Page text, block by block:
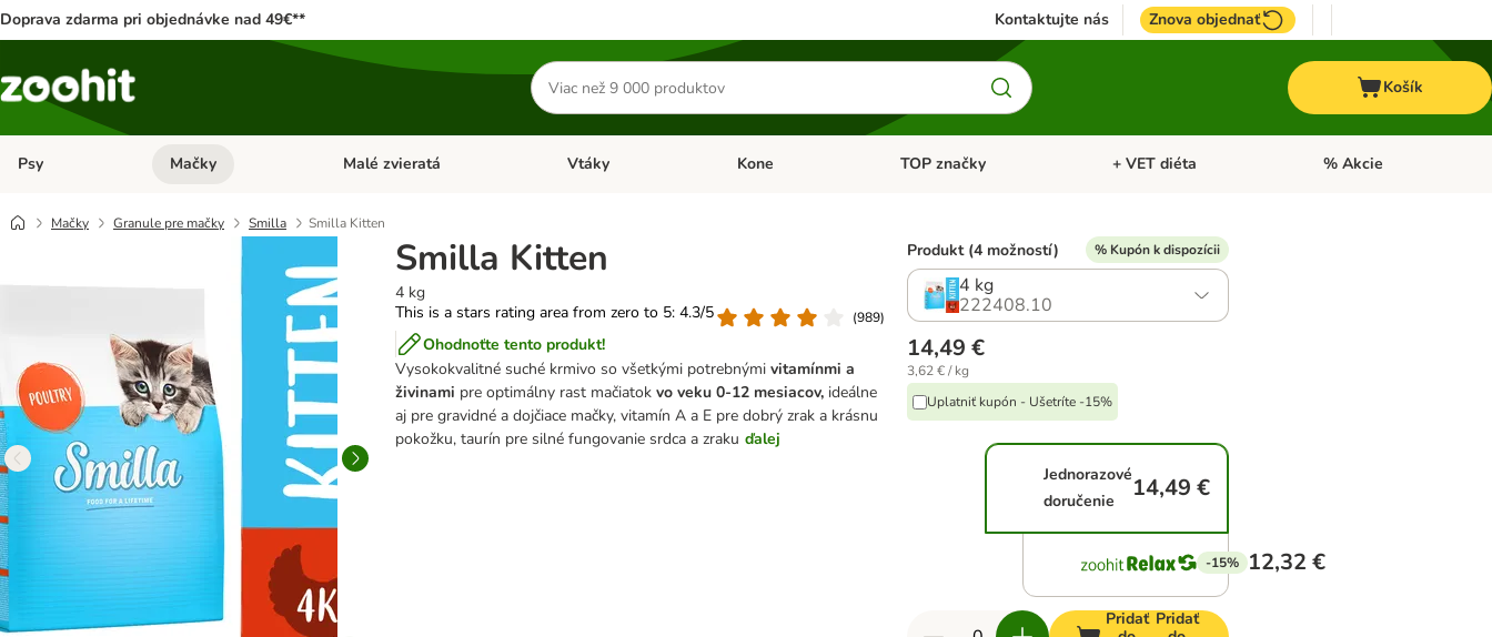
Doprava zdarma pri objednávke nad 49€** Kontaktujte nás Znova objednať
Hľadať
produkty
Košík
Psy Otvoriť menu: Psy
Mačky Otvoriť menu: Mačky
Malé zvieratá Otvoriť menu: Malé zvieratá
Vtáky Otvoriť menu: Vtáky
Kone Otvoriť menu: Kone
TOP značky Otvoriť menu: TOP značky
+ VET diéta Otvoriť menu: + VET diéta
% Akcie
Mačky Granule pre mačky Smilla Smilla Kitten
Smilla Kitten
4 kg
This is a stars rating area from zero to 5: 4.3/5
(989)
Ohodnoťte tento produkt!
Vysokokvalitné suché krmivo so všetkými potrebnýmivitamínmi a
živinami pre optimálny rast mačiatokvo veku 0-12 mesiacov, ideálne
aj pre gravidné a dojčiace mačky, vitamín A a E pre dobrý zrak a krásnu
pokožku, taurín pre silné fungovanie srdca a zraku ďalej
Produkt (4 možností) % Kupón k dispozícii
4 kg
222408.10
14,49 €
3,62 € / kg
Uplatniť kupón - Ušetríte -15%
Jednorazové
doručenie
14,49 €
-15% 12,32 €
Pridať Pridať